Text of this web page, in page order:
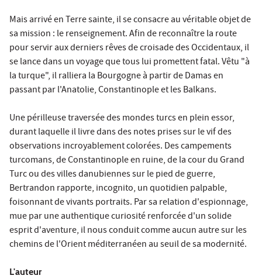
Mais arrivé en Terre sainte, il se consacre au véritable objet de
sa mission : le renseignement. Afin de reconnaître la route
pour servir aux derniers rêves de croisade des Occidentaux, il
se lance dans un voyage que tous lui promettent fatal. Vêtu "à
la turque", il ralliera la Bourgogne à partir de Damas en
passant par l'Anatolie, Constantinople et les Balkans.
Une périlleuse traversée des mondes turcs en plein essor,
durant laquelle il livre dans des notes prises sur le vif des
observations incroyablement colorées. Des campements
turcomans, de Constantinople en ruine, de la cour du Grand
Turc ou des villes danubiennes sur le pied de guerre,
Bertrandon rapporte, incognito, un quotidien palpable,
foisonnant de vivants portraits. Par sa relation d'espionnage,
mue par une authentique curiosité renforcée d'un solide
esprit d'aventure, il nous conduit comme aucun autre sur les
chemins de l'Orient méditerranéen au seuil de sa modernité.
L'auteur